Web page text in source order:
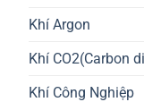
Khí Argon
Khí CO2(Carbon
Khí Công Nghiệp